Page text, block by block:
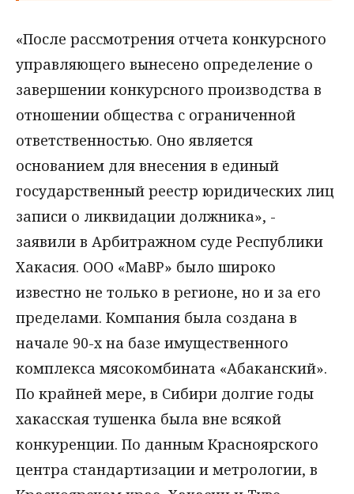
«После рассмотрения отчета конкурсного
управляющего вынесено определение о
завершении конкурсного производства в
отношении общества с ограниченной
ответственностью. Оно является
основанием для внесения в единый
государственный реестр юридических лиц
записи о ликвидации должника», -
заявили в Арбитражном суде Республики
Хакасия. ООО «МаВР» было широко
известно не только в регионе, но и за его
пределами. Компания была создана в
начале 90-х на базе имущественного
комплекса мясокомбината «Абаканский».
По крайней мере, в Сибири долгие годы
хакасская тушенка была вне всякой
конкуренции. По данным Красноярского
центра стандартизации и метрологии, в